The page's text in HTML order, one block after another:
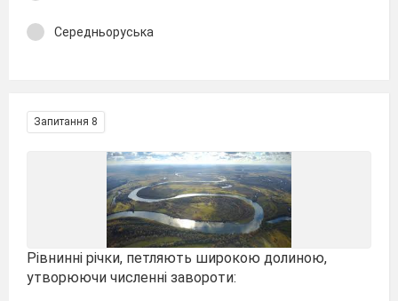
Середньоруська
Запитання 8
Рівнинні річки, петляють широкою долиною,
утворюючи численні завороти: